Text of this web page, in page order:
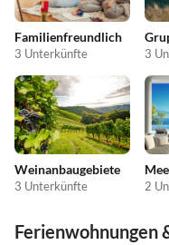
Familienfreundlich
3 Unterkünfte 3
Weinanbaugebiete
3 Unterkünfte 2
Ferienwohnungen